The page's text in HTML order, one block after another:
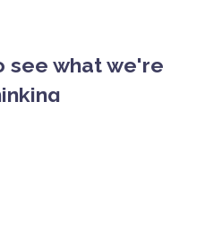
see what we're